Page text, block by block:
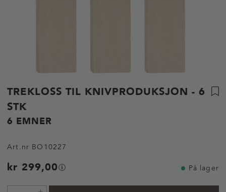
TREKLOSS TIL KNIVPRODUKSJON - 6
STK
6 EMNER
Art.nr BO10227
kr 299,00 På lager